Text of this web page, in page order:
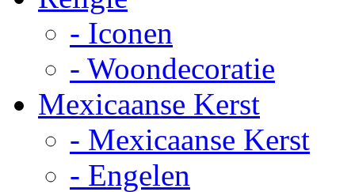
- Iconen
- Woondecoratie
Mexicaanse Kerst
- Mexicaanse Kerst
- Engelen